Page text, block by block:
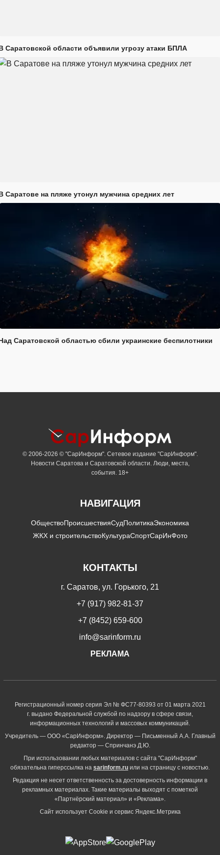
Саратовской области объявили угрозу атаки БПЛА
Саратове на пляже утонул мужчина средних лет
Саратовской областью сбили украинские беспилотники
© 2006-2026 © "СарИнформ". Сетевое издание "СарИнформ".
Новости Саратова и Саратовской области. Люди, места,
события. 18+
НАВИГАЦИЯ
ОбществоПроисшествияСудПолитикаЭкономика
ЖКХ и строительствоКультураСпортСарИнФото
КОНТАКТЫ
г. Саратов, ул. Горького, 21
+7 (917) 982-81-37
+7 (8452) 659-600
info@sarinform.ru
РЕКЛАМА
Регистрационный номер серия Эл № ФС77-80393 от 01 марта 2021
г. выдано Федеральной службой по надзору в сфере связи,
информационных технологий и массовых коммуникаций.
Учредитель — ООО «СарИнформ». Директор — Письменный А.А. Главный
редактор — Спринчанэ Д.Ю.
При использовании любых материалов с сайта "СарИнформ"
обязательна гиперссылка на sarinform.ru или на страницу с новостью.
Редакция не несет ответственность за достоверность информации в
рекламных материалах. Такие материалы выходят с пометкой
«Партнёрский материал» и «Реклама».
Сайт использует Cookie и сервиc Яндекс.Метрика